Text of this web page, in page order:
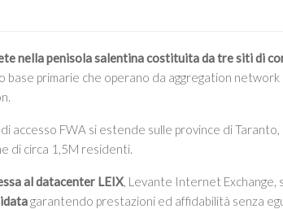
nella penisola salentina costituita da tre siti di
base primarie che operano da aggregation
accesso FWA si estende sulle province di
di circa 1,5M residenti.
al datacenter LEIX, Levante Internet
garantendo prestazioni ed affidabilità senza